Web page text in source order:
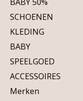
SCHOENEN
KLEDING
BABY
SPEELGOED
ACCESSOIRES
Merken